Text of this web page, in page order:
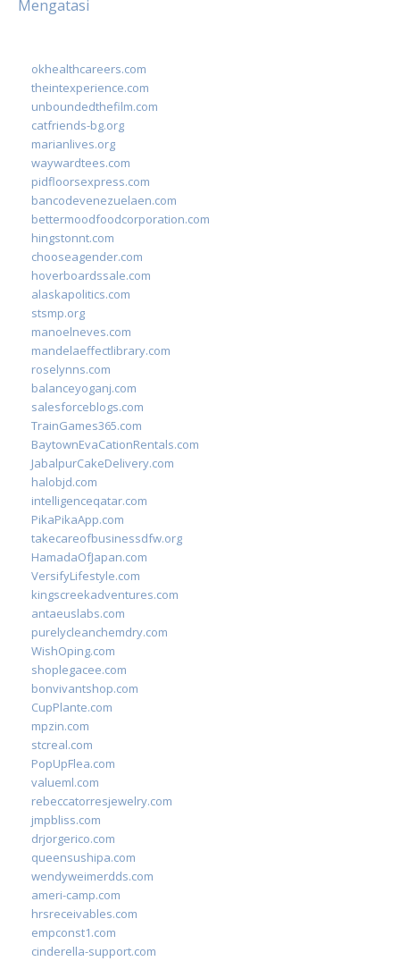
Mengatasi
okhealthcareers.com
theintexperience.com
unboundedthefilm.com
catfriends-bg.org
marianlives.org
waywardtees.com
pidfloorsexpress.com
bancodevenezuelaen.com
bettermoodfoodcorporation.com
hingstonnt.com
chooseagender.com
hoverboardssale.com
alaskapolitics.com
stsmp.org
manoelneves.com
mandelaeffectlibrary.com
roselynns.com
balanceyoganj.com
salesforceblogs.com
TrainGames365.com
BaytownEvaCationRentals.com
JabalpurCakeDelivery.com
halobjd.com
intelligenceqatar.com
PikaPikaApp.com
takecareofbusinessdfw.org
HamadaOfJapan.com
VersifyLifestyle.com
kingscreekadventures.com
antaeuslabs.com
purelycleanchemdry.com
WishOping.com
shoplegacee.com
bonvivantshop.com
CupPlante.com
mpzin.com
stcreal.com
PopUpFlea.com
valueml.com
rebeccatorresjewelry.com
jmpbliss.com
drjorgerico.com
queensushipa.com
wendyweimerdds.com
ameri-camp.com
hrsreceivables.com
empconst1.com
cinderella-support.com